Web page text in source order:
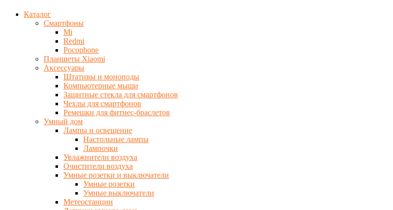
Каталог
Смартфоны
Mi
Redmi
Pocophone
Планшеты Xiaomi
Аксессуары
Штативы и моноподы
Компьютерные мыши
Защитные стекла для смартфонов
Чехлы для смартфонов
Ремешки для фитнес-браслетов
Умный дом
Лампы и освещение
Настольные лампы
Лампочки
Увлажнители воздуха
Очистители воздуха
Умные розетки и выключатели
Умные розетки
Умные выключатели
Метеостанции